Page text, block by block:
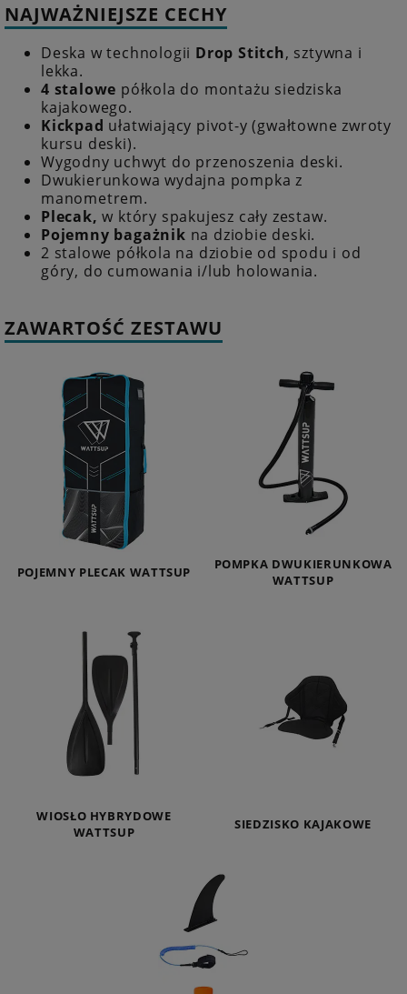
NAJWAŻNIEJSZE CECHY
Deska w technologii Drop Stitch, sztywna i
lekka.
4 stalowe półkola do montażu siedziska
kajakowego.
Kickpad ułatwiający pivot-y (gwałtowne zwroty
kursu deski).
Wygodny uchwyt do przenoszenia deski.
Dwukierunkowa wydajna pompka z
manometrem.
Plecak, w który spakujesz cały zestaw.
Pojemny bagażnik na dziobie deski.
2 stalowe półkola na dziobie od spodu i od
góry, do cumowania i/lub holowania.
ZAWARTOŚĆ ZESTAWU
POJEMNY PLECAK WATTSUP
POMPKA DWUKIERUNKOWA
WATTSUP
WIOSŁO HYBRYDOWE
WATTSUP
SIEDZISKO KAJAKOWE